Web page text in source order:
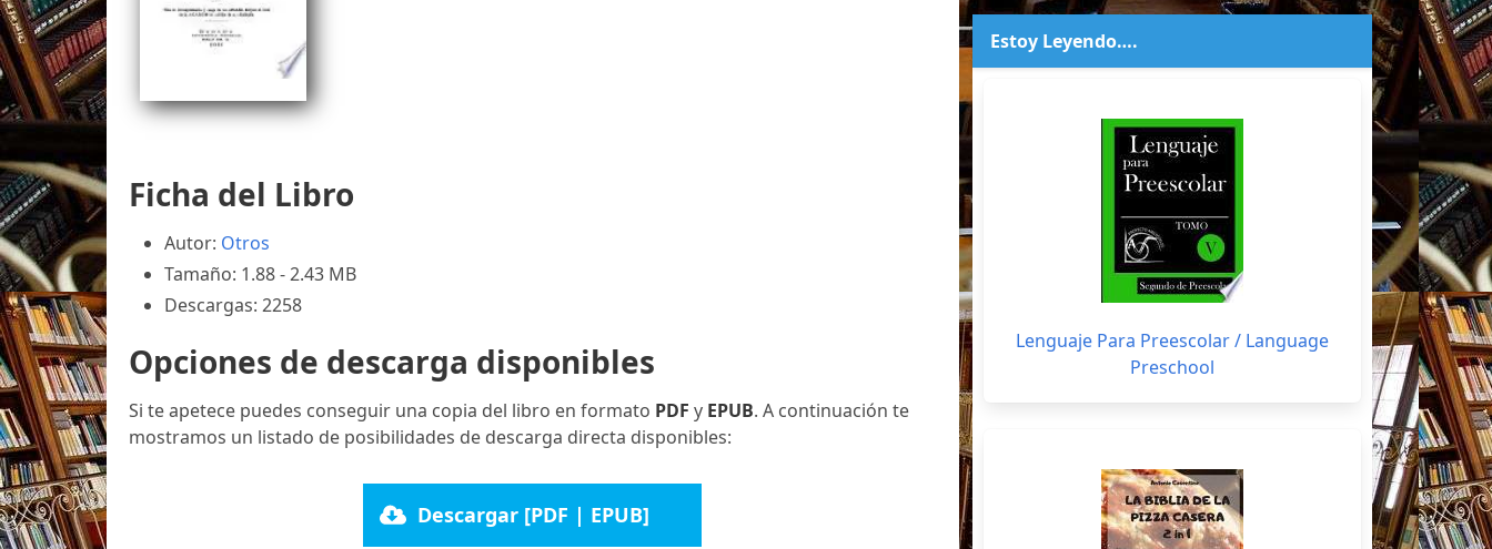
Ficha del Libro
Autor: Otros
Tamaño: 1.88 - 2.43 MB
Descargas: 2258
Opciones de descarga disponibles
Si te apetece puedes conseguir una copia del libro en formato PDF y EPUB. A continuación te
mostramos un listado de posibilidades de descarga directa disponibles:
Descargar [PDF | EPUB]
Estoy Leyendo….
Lenguaje Para Preescolar / Language
Preschool